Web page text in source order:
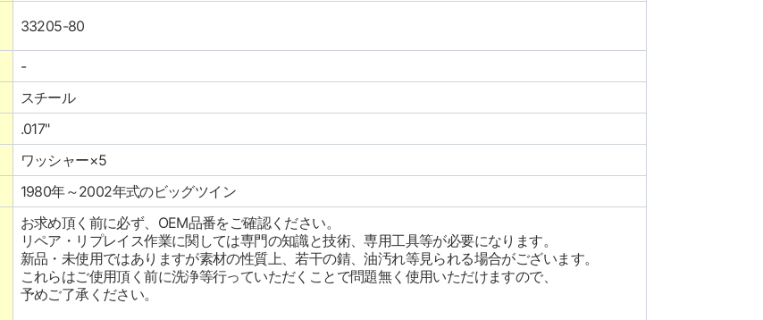
33205-80
-
スチール
.017"
ワッシャー×5
1980年～2002年式のビッグツイン
お求め頂く前に必ず、OEM品番をご確認ください。
リペア・リプレイス作業に関しては専門の知識と技術、専用工具等が必要になります。
新品・未使用ではありますが素材の性質上、若干の錆、油汚れ等見られる場合がございます。
これらはご使用頂く前に洗浄等行っていただくことで問題無く使用いただけますので、
予めご了承ください。